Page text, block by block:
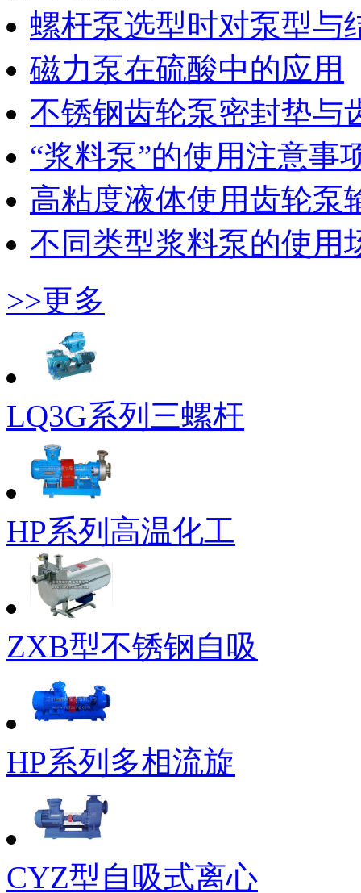
螺杆泵选型时对泵型与
磁力泵在硫酸中的应用
不锈钢齿轮泵密封垫与
“浆料泵”的使用注意事
高粘度液体使用齿轮泵
不同类型浆料泵的使用
>>更多
LQ3G系列三螺杆
HP系列高温化工
ZXB型不锈钢自吸
HP系列多相流旋
CYZ型自吸式离心